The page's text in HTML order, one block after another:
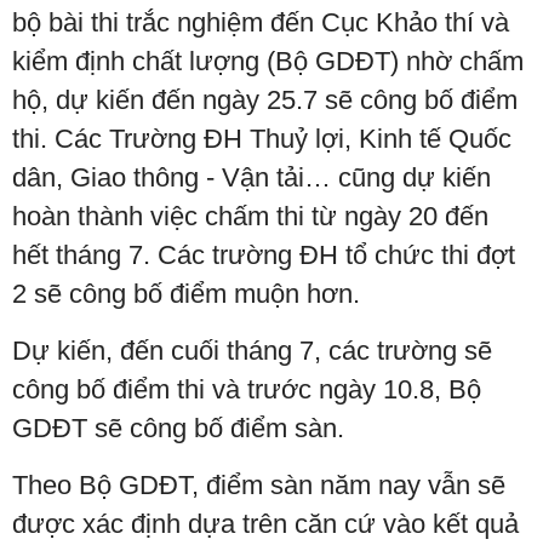
bộ bài thi trắc nghiệm đến Cục Khảo thí và
kiểm định chất lượng (Bộ GDĐT) nhờ chấm
hộ, dự kiến đến ngày 25.7 sẽ công bố điểm
thi. Các Trường ĐH Thuỷ lợi, Kinh tế Quốc
dân, Giao thông - Vận tải… cũng dự kiến
hoàn thành việc chấm thi từ ngày 20 đến
hết tháng 7. Các trường ĐH tổ chức thi đợt
2 sẽ công bố điểm muộn hơn.
Dự kiến, đến cuối tháng 7, các trường sẽ
công bố điểm thi và trước ngày 10.8, Bộ
GDĐT sẽ công bố điểm sàn.
Theo Bộ GDĐT, điểm sàn năm nay vẫn sẽ
được xác định dựa trên căn cứ vào kết quả